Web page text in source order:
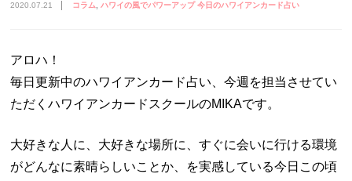
2020.07.21 コラム ハワイの風でパワーアップ 今日のハワイアンカード占い
アロハ！
毎日更新中のハワイアンカード占い、今週を担当させてい
ただくハワイアンカードスクールのMIKAです。
大好きな人に、大好きな場所に、すぐに会いに行ける環境
がどんなに素晴らしいことか、を実感している今日この頃